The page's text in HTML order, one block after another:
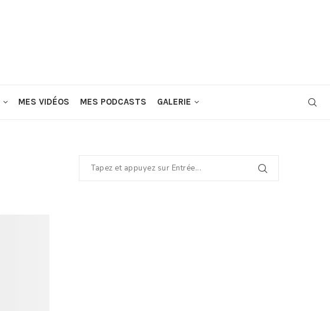
MES VIDÉOS MES PODCASTS GALERIE